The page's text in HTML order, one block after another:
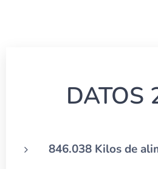
DATOS
846.038 Kilos de